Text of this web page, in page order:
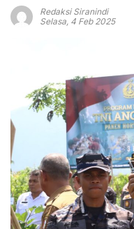
Redaksi Siranindi
Selasa, 4 Feb 2025